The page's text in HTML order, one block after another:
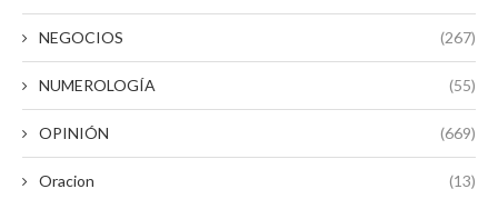
NEGOCIOS (267)
NUMEROLOGÍA (55)
OPINIÓN (669)
Oracion (13)